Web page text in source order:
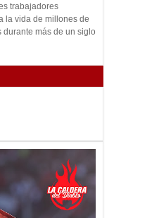
trabajadores
la vida de millones de
durante más de un siglo